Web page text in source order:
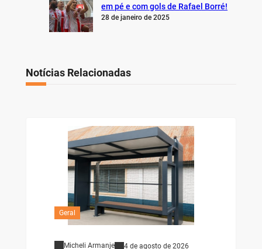
em pé e com gols de Rafael Borré!
28 de janeiro de 2025
Notícias Relacionadas
Geral
Micheli Armanje 4 de agosto de 2026